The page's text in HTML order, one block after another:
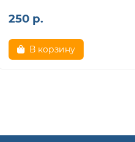
250 р.
В корзину